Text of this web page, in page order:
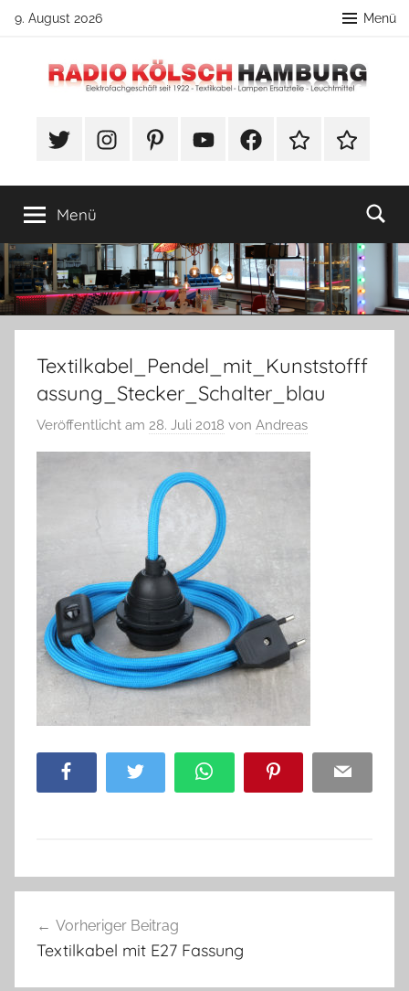
Zum
springen
9. August 2026 Menü
Radio
Hamburg
Lampenbau
#TwitterInstagramPinterestYouTubeFacebookTikTok Webshop
Menü
Textilkabel_Pendel_mit_Kunststofff
assung_Stecker_Schalter_blau
Veröffentlicht am 28. Juli 2018 von Andreas
Facebook Twitter WhatsApp Pinterest Email
Vorheriger Beitrag
Textilkabel mit E27 Fassung